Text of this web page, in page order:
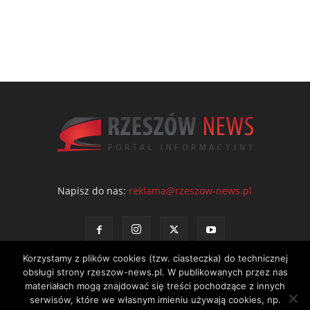
Napisz do nas: reklama@rzeszow-news.pl
Kontakt Polityka prywatności Regulamin portalu
Korzystamy z plików cookies (tzw. ciasteczka) do technicznej
obsługi strony rzeszow-news.pl. W publikowanych przez nas
materiałach mogą znajdować się treści pochodzące z innych
serwisów, które we własnym imieniu używają cookies, np.